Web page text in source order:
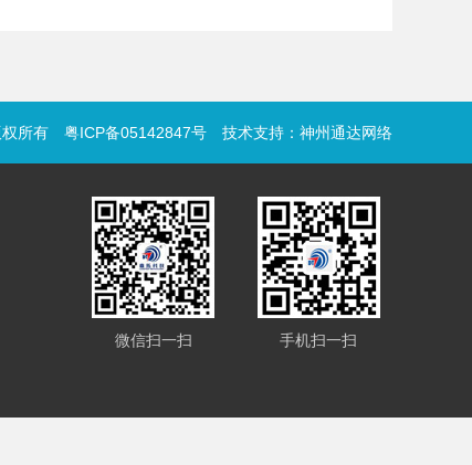
权所有 粤ICP备05142847号 技术支持： 神州通达网络
微信扫一扫 手机扫一扫